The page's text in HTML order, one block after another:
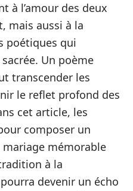
à l’amour des deux
mais aussi à la
poétiques qui
Un poème
transcender les
le reflet profond des
cet article, les
composer un
mariage mémorable
à la
devenir un écho